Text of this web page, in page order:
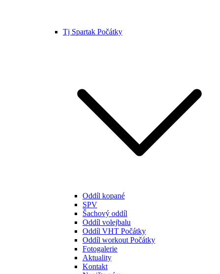
Tj Spartak Počátky
Oddíl kopané
SPV
Šachový oddíl
Oddíl volejbalu
Oddíl VHT Počátky
Oddíl workout Počátky
Fotogalerie
Aktuality
Kontakt